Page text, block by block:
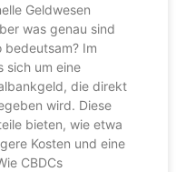
Geldwesen
was genau sind
bedeutsam? Im
sich um eine
die direkt
wird. Diese
bieten, wie etwa
Kosten und eine
CBDCs